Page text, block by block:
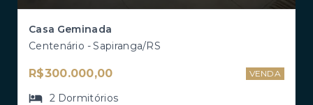
Casa Geminada
Centenário - Sapiranga/RS
R$300.000,00 VENDA
2 Dormitórios